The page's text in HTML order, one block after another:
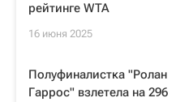
рейтинге WTA
16 июня 2025
Полуфиналистка "Ролан
Гаррос" взлетела на 296